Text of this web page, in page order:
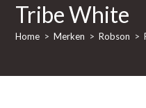
Tribe White
Home > Merken > Robson >